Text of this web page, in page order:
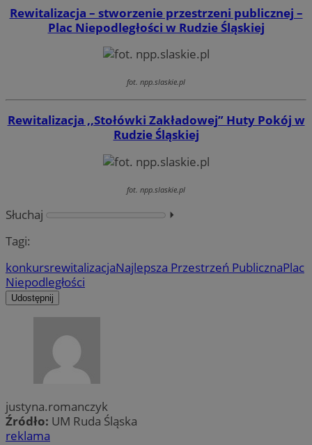
Rewitalizacja – stworzenie przestrzeni publicznej –
Plac Niepodległości w Rudzie Śląskiej
fot. npp.slaskie.pl
Rewitalizacja ,,Stołówki Zakładowej” Huty Pokój w
Rudzie Śląskiej
fot. npp.slaskie.pl
Słuchaj
⏵︎
Tagi:
konkursrewitalizacjaNajlepsza Przestrzeń PublicznaPlac
Niepodległości
Udostępnij
justyna.romanczyk
Źródło: UM Ruda Śląska
reklama